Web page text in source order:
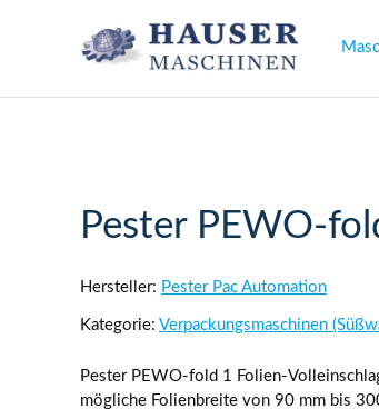
Pester PEWO-
Hersteller: Pester Pac Automation
Kategorie: Verpackungsmaschinen
Pester PEWO-fold 1 Folien-
mögliche Folienbreite von 90 mm bis